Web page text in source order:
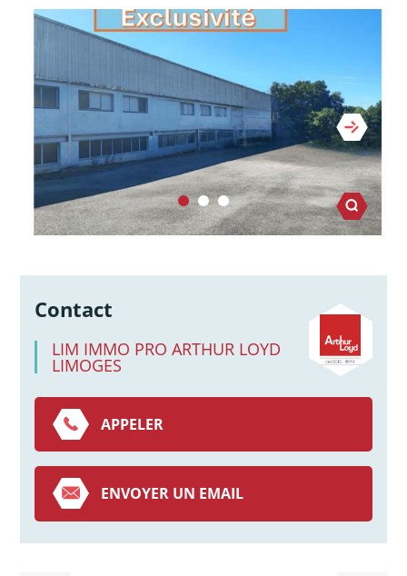
Contact
LIM IMMO PRO ARTHUR LOYD
LIMOGES
APPELER
ENVOYER UN EMAIL